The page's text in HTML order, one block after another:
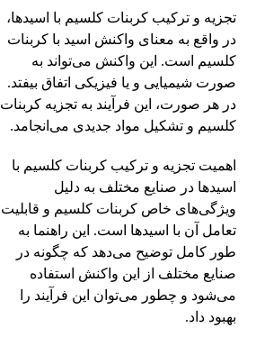
تجزیه و ترکیب کربنات کلسیم با اسیدها،
در واقع به معنای واکنش اسید با کربنات
کلسیم است. این واکنش می‌تواند به
صورت شیمیایی و یا فیزیکی اتفاق بیفتد.
در هر صورت، این فرآیند به تجزیه کربنات
کلسیم و تشکیل مواد جدیدی می‌انجامد.
اهمیت تجزیه و ترکیب کربنات کلسیم با
اسیدها در صنایع مختلف به دلیل
ویژگی‌های خاص کربنات کلسیم و قابلیت
تعامل آن با اسیدها است. این راهنما به
طور کامل توضیح می‌دهد که چگونه در
صنایع مختلف از این واکنش استفاده
می‌شود و چطور می‌توان این فرآیند را
بهبود داد.